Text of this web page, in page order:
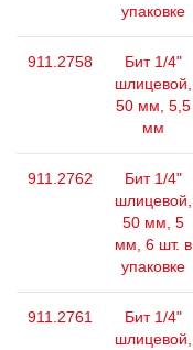
упаковке
911.2758
Бит 1/4"
шлицевой,
50 мм, 5,5
мм
911.2762
Бит 1/4"
шлицевой,
50 мм, 5
мм, 6 шт. в
упаковке
911.2761
Бит 1/4"
шлицевой,